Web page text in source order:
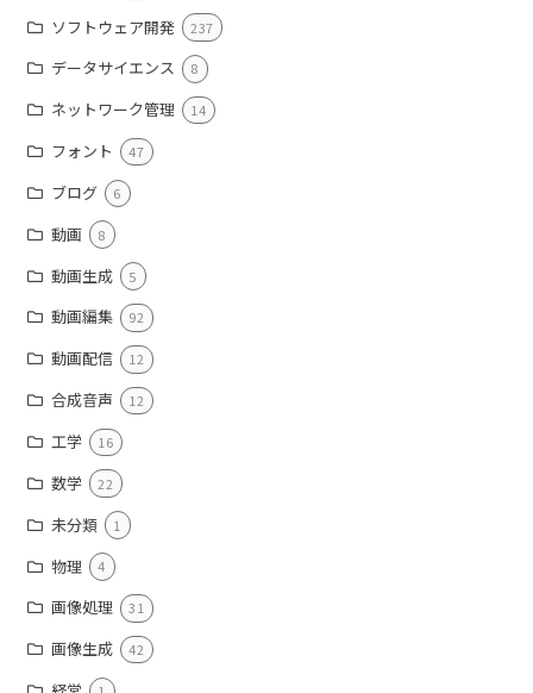
ソフトウェア開発 237
データサイエンス 8
ネットワーク管理 14
フォント 47
ブログ 6
動画 8
動画生成 5
動画編集 92
動画配信 12
合成音声 12
工学 16
数学 22
未分類 1
物理 4
画像処理 31
画像生成 42